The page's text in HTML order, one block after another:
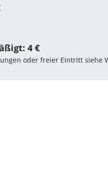
4 €
oder freier Eintritt siehe